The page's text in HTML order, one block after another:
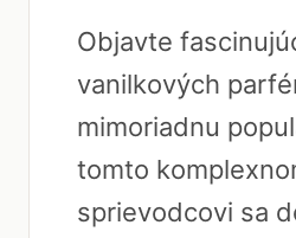
Objavte
vanilkových
mimoriadnu
tomto
sprievodcovi sa